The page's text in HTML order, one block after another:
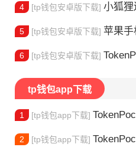
4 [tp钱包安卓版下载] 小狐狸还
5 [tp钱包安卓版下载] 苹果手机
6 [tp钱包安卓版下载]
tp钱包app下载
1 [tp钱包app下载] TokenPocket
2 [tp钱包app下载] TokenPocket一直